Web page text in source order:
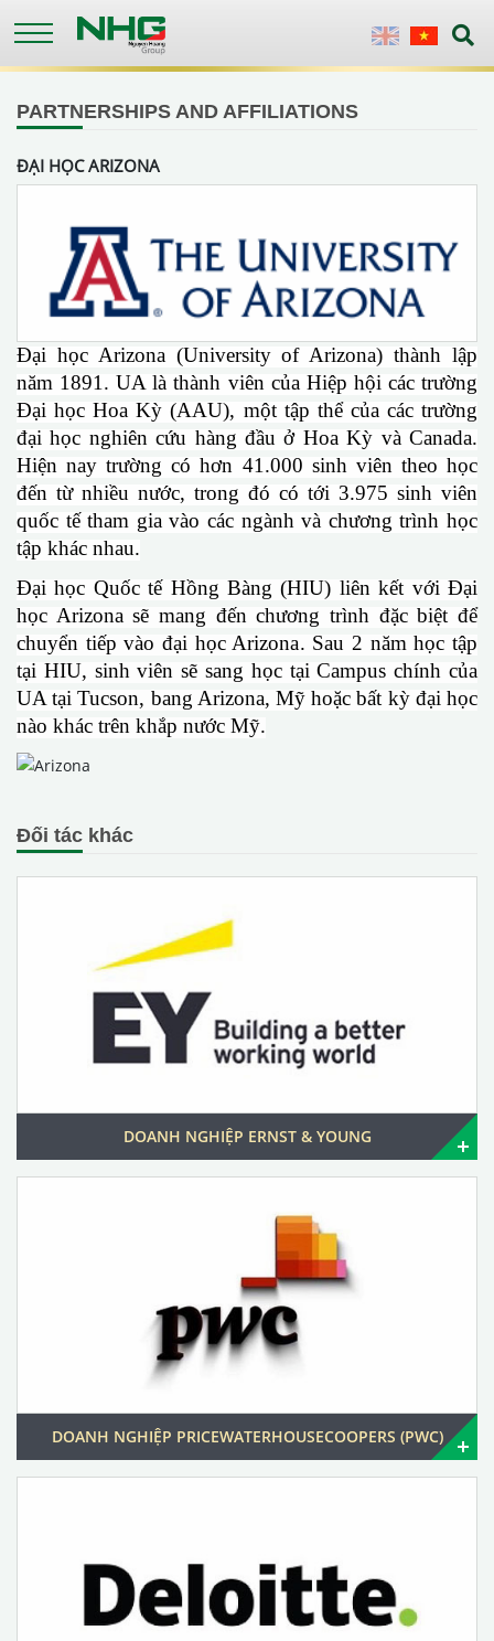
main
PARTNERSHIPS AND AFFILIATIONS
ĐẠI HỌC ARIZONA
Đại học Arizona (University of Arizona) thành lập
năm 1891. UA là thành viên của Hiệp hội các trường
Đại học Hoa Kỳ (AAU), một tập thể của các trường
đại học nghiên cứu hàng đầu ở Hoa Kỳ và Canada.
Hiện nay trường có hơn 41.000 sinh viên theo học
đến từ nhiều nước, trong đó có tới 3.975 sinh viên
quốc tế tham gia vào các ngành và chương trình học
tập khác nhau.
Đại học Quốc tế Hồng Bàng (HIU) liên kết với Đại
học Arizonasẽmang đến chương trình đặc biệt để
chuyển tiếp vào đại học Arizona. Sau 2 năm học tập
tại HIU, sinh viên sẽ sang học tại Campus chính của
UA tại Tucson, bang Arizona, Mỹ hoặc bất kỳ đại học
nào khác trên khắp nước Mỹ.
Đối tác khác
DOANH NGHIỆP ERNST & YOUNG
DOANH NGHIỆP PRICEWATERHOUSECOOPERS (PWC)